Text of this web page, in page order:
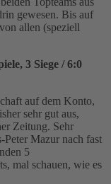
gewesen. Bis auf
allen (speziell
3 Siege / 6:0
auf dem Konto,
sehr gut aus,
Zeitung. Sehr
Mazur nach fast
5
mal schauen, wie es